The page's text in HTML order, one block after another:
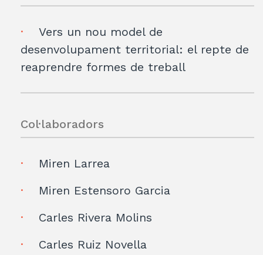
Vers un nou model de
desenvolupament territorial: el repte de
reaprendre formes de treball
Col·laboradors
Miren Larrea
Miren Estensoro Garcia
Carles Rivera Molins
Carles Ruiz Novella